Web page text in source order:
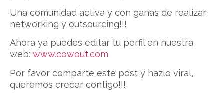
Una comunidad activa y con ganas de realizar
networking y outsourcing!!!
Ahora ya puedes editar tu perfil en nuestra
web: www.cowout.com
Por favor comparte este post y hazlo viral,
queremos crecer contigo!!!